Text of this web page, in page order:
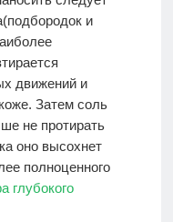
и
движений и
Затем соль
не протирать
оно высохнет
полноценного
глубокого